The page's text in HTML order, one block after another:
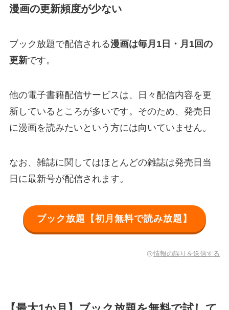
漫画の更新頻度が少ない
ブック放題で配信される漫画は毎月1日・月1回の
更新です。
他の電子書籍配信サービスは、日々配信内容を更
新しているところが多いです。そのため、発売日
に漫画を読みたいという方には向いていません。
なお、雑誌に関してはほとんどの雑誌は発売日当
日に最新号が配信されます。
ブック放題【初月無料で読み放題】
情報の誤りを送信する